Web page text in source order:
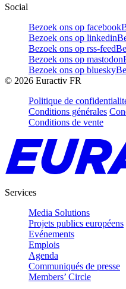
Social
Bezoek ons op facebook
Bezoek ons op linkedin
Bezoek ons op rss-feed
Bezoek ons op mastodon
Bezoek ons op bluesky
© 2026 Euractiv FR
Politique de
Conditions générales
Conditions de vente
Services
Media Solutions
Projets publics européens
Evénements
Emplois
Agenda
Communiqués de presse
Members’ Circle